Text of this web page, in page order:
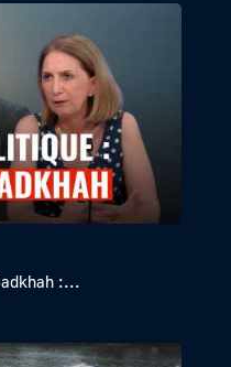
:...